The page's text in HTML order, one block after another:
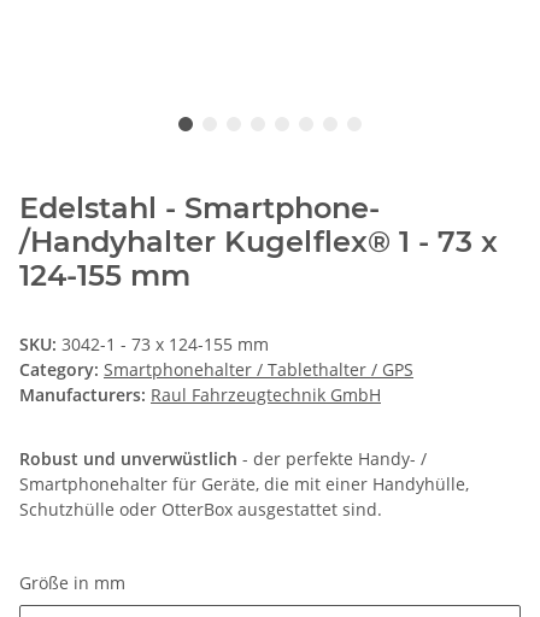
Edelstahl - Smartphone-
/Handyhalter Kugelflex® 1 - 73 x
124-155 mm
SKU: 3042-1 - 73 x 124-155 mm
Category: Smartphonehalter / Tablethalter / GPS
Manufacturers: Raul Fahrzeugtechnik GmbH
Robust und unverwüstlich - der perfekte Handy- /
Smartphonehalter für Geräte, die mit einer Handyhülle,
Schutzhülle oder OtterBox ausgestattet sind.
Größe in mm